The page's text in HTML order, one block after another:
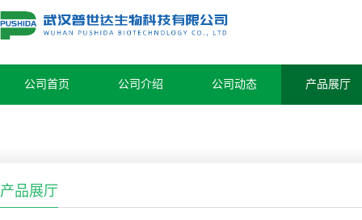
公司首页 公司介绍 公司动态 产品展厅
产品展厅